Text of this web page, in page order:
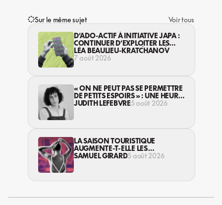
Sur le même sujet
Voir tous
D’ADO-ACTIF À INITIATIVE JAPA :
CONTINUER D’EXPLOITER LES
JEUNES… DANS LA LÉGALITÉ?
LÉA BEAULIEU-KRATCHANOV
7 août 2026
« ON NE PEUT PAS SE PERMETTRE
DE PETITS ESPOIRS » : UNE HEURE
AVEC AVI LEWIS
JUDITH LEFEBVRE5 août 2026
LA SAISON TOURISTIQUE
AUGMENTE-T-ELLE LES
VIOLENCES CONTRE LES
SAMUEL GIRARD5 août 2026